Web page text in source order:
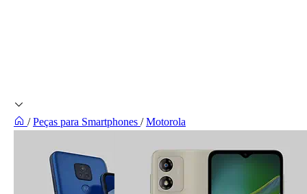
/ Peças para Smartphones / Motorola